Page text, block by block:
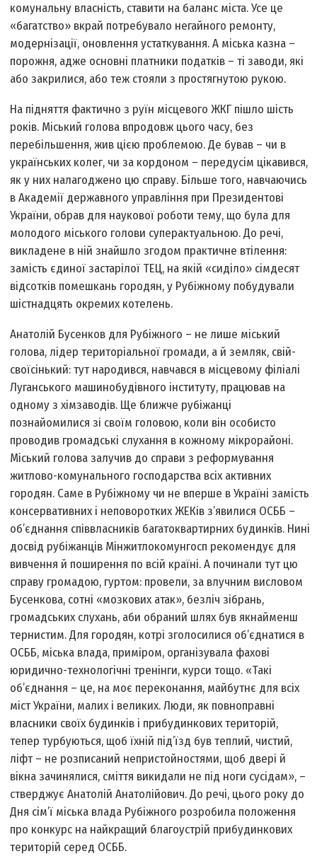
комунальну власність, ставити на баланс міста. Усе це
«багатство» вкрай потребувало негайного ремонту,
модернізації, оновлення устаткування. А міська казна –
порожня, адже основні платники податків – ті заводи, які
або закрилися, або теж стояли з простягнутою рукою.
На підняття фактично з руїн місцевого ЖКГ пішло шість
років. Міський голова впродовж цього часу, без
перебільшення, жив цією проблемою. Де бував – чи в
українських колег, чи за кордоном – передусім цікавився,
як у них налагоджено цю справу. Більше того, навчаючись
в Академії державного управління при Президентові
України, обрав для наукової роботи тему, що була для
молодого міського голови суперактуальною. До речі,
викладене в ній знайшло згодом практичне втілення:
замість єдиної застарілої ТЕЦ, на якій «сиділо» сімдесят
відсотків помешкань городян, у Рубіжному побудували
шістнадцять окремих котелень.
Анатолій Бусенков для Рубіжного – не лише міський
голова, лідер територіальної громади, а й земляк, свій-
своїсінький: тут народився, навчався в місцевому філіалі
Луганського машинобудівного інституту, працював на
одному з хімзаводів. Ще ближче рубіжанці
познайомилися зі своїм головою, коли він особисто
проводив громадські слухання в кожному мікрорайоні.
Міський голова залучив до справи з реформування
житлово-комунального господарства всіх активних
городян. Саме в Рубіжному чи не вперше в Україні замість
консервативних і неповоротких ЖЕКів з’явилися ОСББ –
об’єднання співвласників багатоквартирних будинків. Нині
досвід рубіжанців Мінжитлокомунгосп рекомендує для
вивчення й поширення по всій країні. А починали тут цю
справу громадою, гуртом: провели, за влучним висловом
Бусенкова, сотні «мозкових атак», безліч зібрань,
громадських слухань, аби обраний шлях був якнайменш
тернистим. Для городян, котрі зголосилися об’єднатися в
ОСББ, міська влада, приміром, організувала фахові
юридично-технологічні тренінги, курси тощо. «Такі
об’єднання – це, на моє переконання, майбутнє для всіх
міст України, малих і великих. Люди, як повноправні
власники своїх будинків і прибудинкових територій,
тепер турбуються, щоб їхній під’їзд був теплий, чистий,
ліфт – не розписаний непристойностями, щоб двері й
вікна зачинялися, сміття викидали не під ноги сусідам», –
стверджує Анатолій Анатолійович. До речі, цього року до
Дня сім’ї міська влада Рубіжного розробила положення
про конкурс на найкращий благоустрій прибудинкових
територій серед ОСББ.